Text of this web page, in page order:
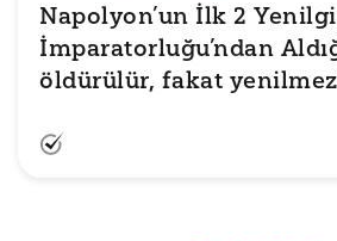
Napolyon’un İlk 2
İmparatorluğu’ndan
öldürülür, fakat